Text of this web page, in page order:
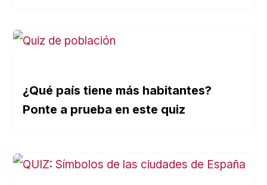
¿Qué país tiene más habitantes?
Ponte a prueba en este quiz